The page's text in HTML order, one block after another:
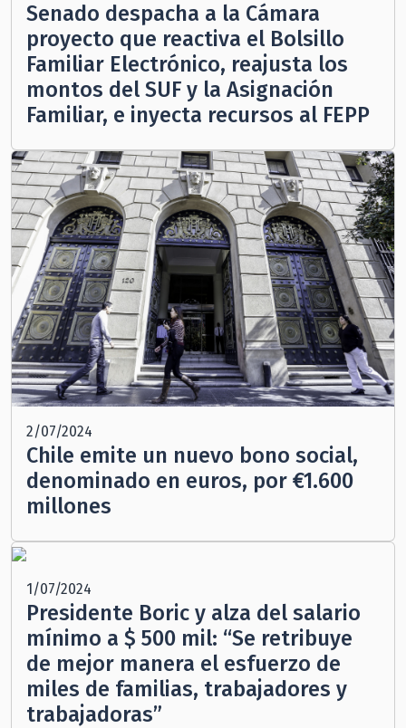
Senado despacha a la Cámara
proyecto que reactiva el Bolsillo
Familiar Electrónico, reajusta los
montos del SUF y la Asignación
Familiar, e inyecta recursos al FEPP
2/07/2024
Chile emite un nuevo bono social,
denominado en euros, por €1.600
millones
1/07/2024
Presidente Boric y alza del salario
mínimo a $ 500 mil: “Se retribuye
de mejor manera el esfuerzo de
miles de familias, trabajadores y
trabajadoras”